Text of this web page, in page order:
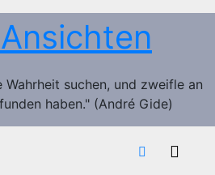
Wahrheit suchen, und zweifle an
haben." (André Gide)